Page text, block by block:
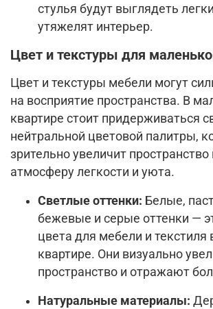
стулья будут выглядеть
утяжелят интерьер.
Цвет и текстуры для
Цвет и текстуры мебели могут
на восприятие пространства. В
квартире стоит придерживаться
нейтральной цветовой палитры,
зрительно увеличит пространство
атмосферу легкости и уюта.
Светлые оттенки: Белые,
бежевые и серые оттенки —
цвета для мебели и текстиля
квартире. Они визуально
пространство и отражают
Натуральные материалы: